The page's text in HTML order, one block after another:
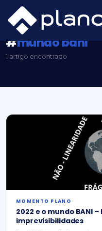
para
conteúdo
Plano Insights/#mundo bani
#mundo bani
1 artigo encontrado
MOMENTO PLANO
2022 e o mundo BANI
imprevisibilidades